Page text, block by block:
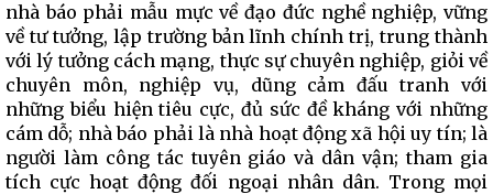
nhà báo phải mẫu mực về đạo đức nghề nghiệp, vững
về tư tưởng, lập trường bản lĩnh chính trị, trung thành
với lý tưởng cách mạng, thực sự chuyên nghiệp, giỏi về
chuyên môn, nghiệp vụ, dũng cảm đấu tranh với
những biểu hiện tiêu cực, đủ sức đề kháng với những
cám dỗ; nhà báo phải là nhà hoạt động xã hội uy tín; là
người làm công tác tuyên giáo và dân vận; tham gia
tích cực hoạt động đối ngoại nhân dân. Trong mọi